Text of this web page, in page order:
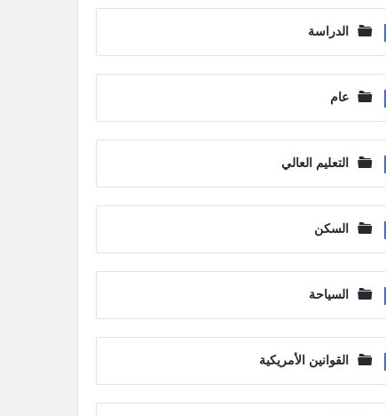
الدراسة
عام
التعليم العالي
السكن
السياحة
القوانين الأمريكية